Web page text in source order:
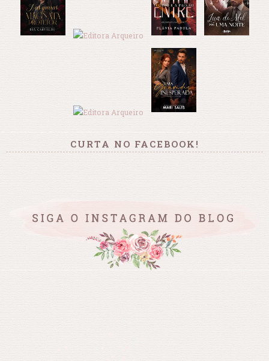
CURTA NO FACEBOOK!